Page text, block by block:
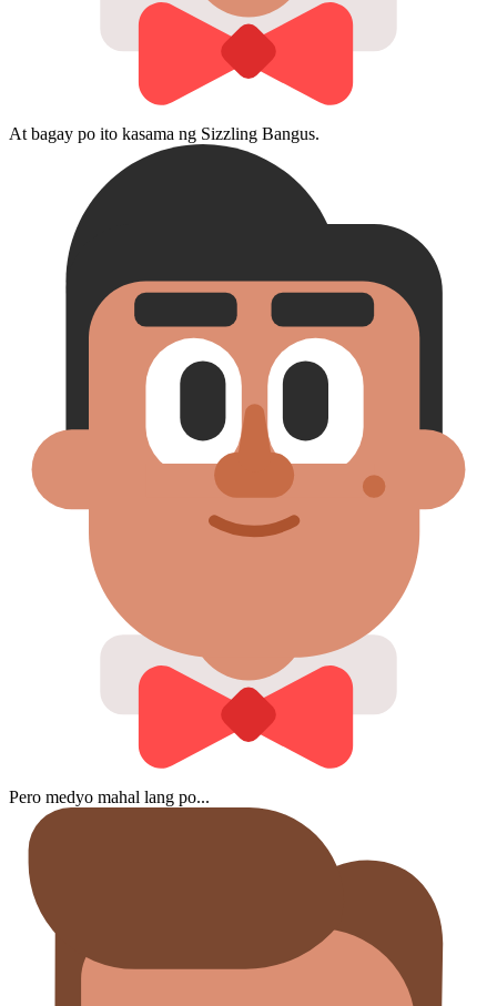
At bagay po ito kasama ng Sizzling Bangus.
Pero medyo mahal lang po...